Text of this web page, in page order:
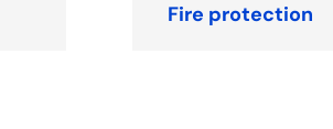
Fire protection